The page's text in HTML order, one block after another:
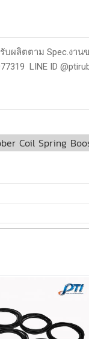
ผลิตตาม Spec.งา
LINE ID
Coil Spring